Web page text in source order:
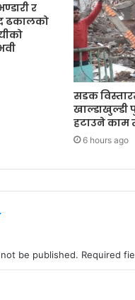
र
ढकालको
सडक
खाल्डाखुल्डी
हटाउने काम
6 hours ago
be published. Required